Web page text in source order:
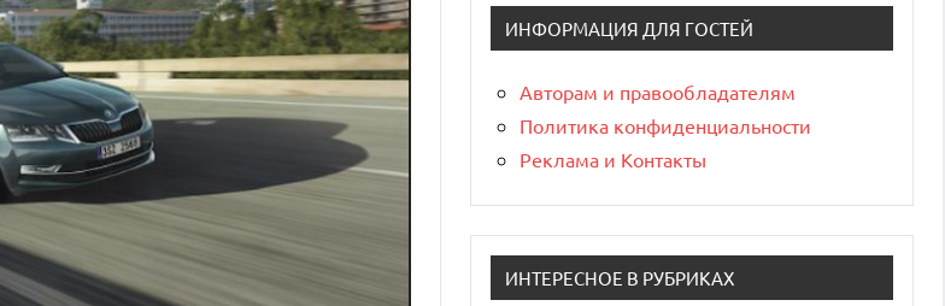
ИНФОРМАЦИЯ ДЛЯ ГОСТЕЙ
Авторам и правообладателям
Политика конфиденциальности
Реклама и Контакты
ИНТЕРЕСНОЕ В РУБРИКАХ